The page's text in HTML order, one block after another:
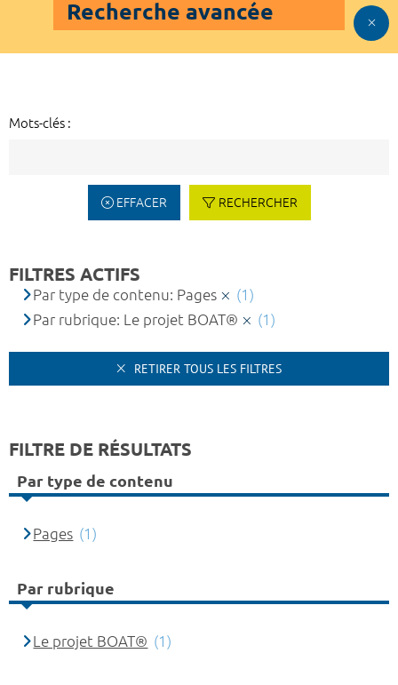
Recherche avancée
Mots-clés :
EFFACER RECHERCHER
FILTRES ACTIFS
Par type de contenu: Pages
(1)
Par rubrique: Le projet BOAT®
(1)
RETIRER TOUS LES FILTRES
FILTRE DE RÉSULTATS
Par type de contenu
Pages (1)
Par rubrique
Le projet BOAT® (1)